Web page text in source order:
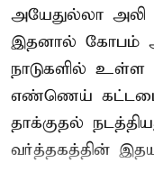
அயேதுல்லா அலி
இதனால் கோபம்
நாடுகளில்
எண்ணெய்
தாக்குதல்
வர்த்தகத்தின்